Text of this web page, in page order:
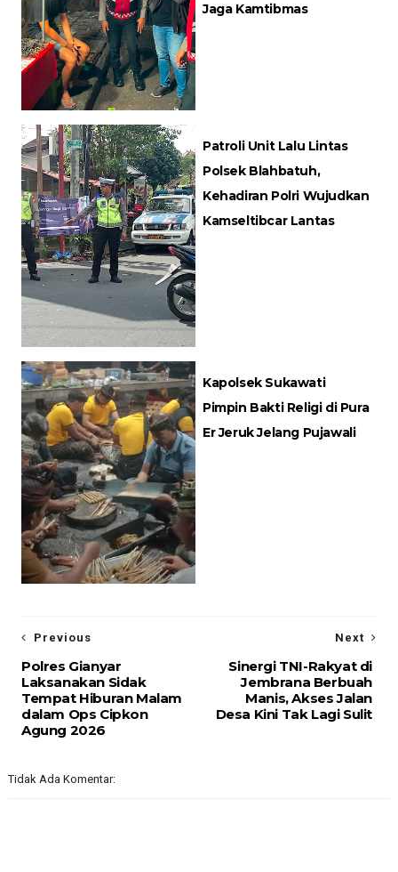
Jaga Kamtibmas
Patroli Unit Lalu Lintas
Polsek Blahbatuh,
Kehadiran Polri Wujudkan
Kamseltibcar Lantas
Kapolsek Sukawati
Pimpin Bakti Religi di Pura
Er Jeruk Jelang Pujawali
Next
Sinergi TNI-Rakyat di
Jembrana Berbuah
Manis, Akses Jalan
Desa Kini Tak Lagi Sulit
Previous
Polres Gianyar
Laksanakan Sidak
Tempat Hiburan Malam
dalam Ops Cipkon
Agung 2026
Tidak Ada Komentar: